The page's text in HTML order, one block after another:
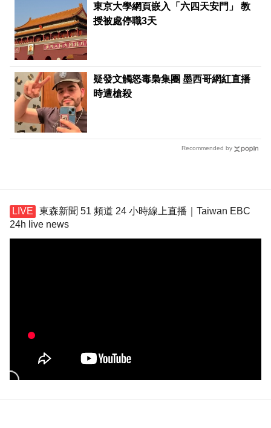
東京大學網頁嵌入「六四天安門」 教
授被處停職3天
疑發文觸怒毒梟集團 墨西哥網紅直播
時遭槍殺
Recommended by
東森新聞 51 頻道 24 小時線上直播｜Taiwan EBC
24h live news